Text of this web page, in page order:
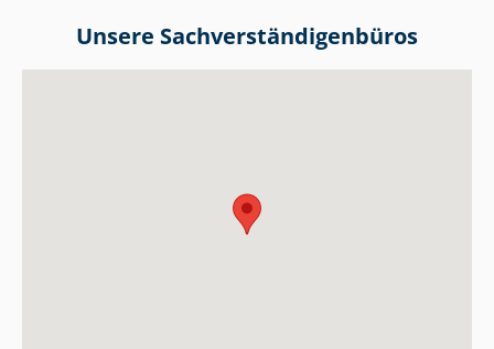
Unsere Sach­ver­stän­di­gen­bü­ros